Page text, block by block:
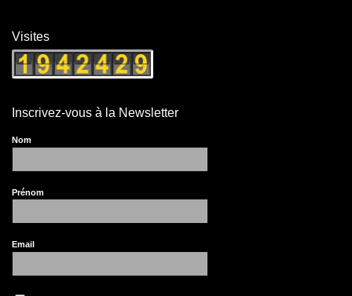
Visites
Inscrivez-vous à la Newsletter
Nom
Prénom
Email